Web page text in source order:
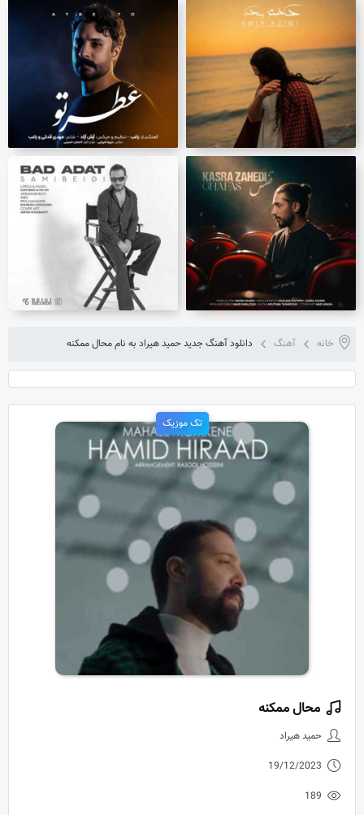
خانه آهنگ دانلود آهنگ جدید حمید هیراد به نام محال ممکنه
تک موزیک
دانلود آهنگ جدید حمید هیراد
محال ممکنه
حمید هیراد
19/12/2023
189